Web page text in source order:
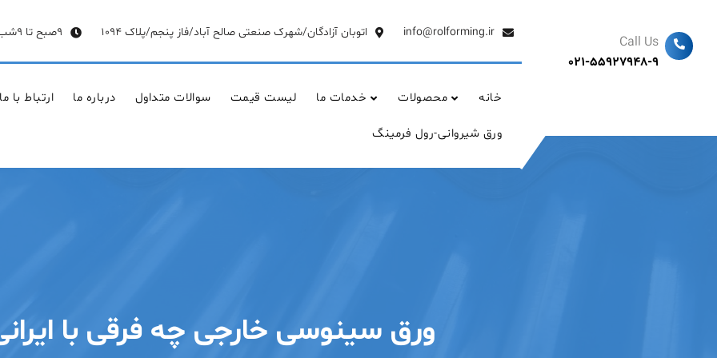
content
info@rolforming.ir اتوبان آزادگان/شهرک صنعتی صالح آباد/فاز پنجم/پلاک 1094 9صبح تا 9شب
خانه محصولات خدمات ما لیست قیمت سوالات متداول درباره ما ارتباط با ما
ورق شیروانی-رول فرمینگ
Call Us
021-55927948-9
ورق سینوسی خارجی چه فرقی با